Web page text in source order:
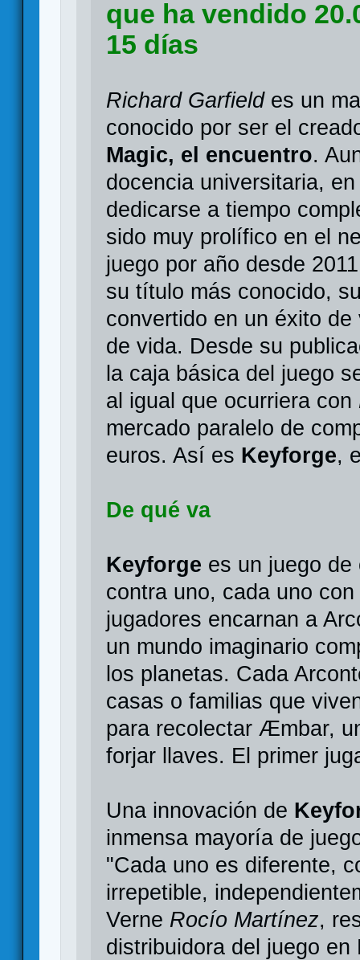
que ha vendido
15 días
Richard Garfieldes un
conocido por ser el
Magic, el encuentro.
docencia universitaria,
dedicarse a tiempo
sido muy prolífico en el
juego por año desde
su título más conocido,
convertido en un éxito
de vida. Desde su
la caja básica del juego
al igual que ocurriera con
mercado paralelo de
euros. Así es Keyforge,
De qué va
Keyforge es un juego
contra uno, cada uno
jugadores encarnan a
un mundo imaginario
los planetas. Cada
casas o familias que
para recolectar Æmbar,
forjar llaves. El primer
Una innovación de
inmensa mayoría de
"Cada uno es diferente,
irrepetible,
Verne Rocío Martínez,
distribuidora del juego